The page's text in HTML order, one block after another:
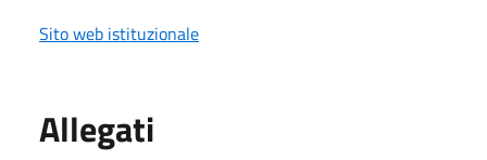
Sito web istituzionale
Allegati